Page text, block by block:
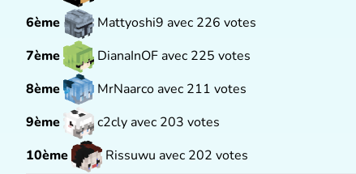
6ème
Mattyoshi9 avec 226 votes
7ème
DianaInOF avec 225 votes
8ème
MrNaarco avec 211 votes
9ème
c2cly avec 203 votes
10ème
Rissuwu avec 202 votes